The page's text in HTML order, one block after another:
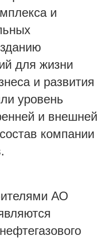
и
для жизни
и развития
уровень
и внешней
компании
АО